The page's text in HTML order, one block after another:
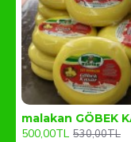
500,00TL 530,00TL